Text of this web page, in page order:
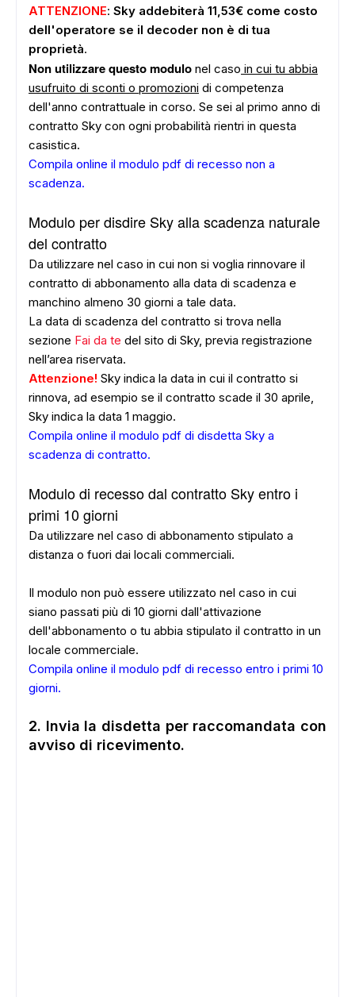
ATTENZIONE: Sky addebiterà 11,53€ come costo
dell'operatore se il decoder non è di tua
proprietà.
Non utilizzare questo modulo nel caso in cui tu abbia
usufruito di sconti o promozioni di competenza
dell'anno contrattuale in corso. Se sei al primo anno di
contratto Sky con ogni probabilità rientri in questa
casistica.
Compila online il modulo pdf di recesso non a
scadenza.
Modulo per disdire Sky alla scadenza naturale
del contratto
Da utilizzare nel caso in cui non si voglia rinnovare il
contratto di abbonamento alla data di scadenza e
manchino almeno 30 giorni a tale data.
La data di scadenza del contratto si trova nella
sezione Fai da te del sito di Sky, previa registrazione
nell’area riservata.
Attenzione! Sky indica la data in cui il contratto si
rinnova, ad esempio se il contratto scade il 30 aprile,
Sky indica la data 1 maggio.
Compila online il modulo pdf di disdetta Sky a
scadenza di contratto.
Modulo di recesso dal contratto Sky entro i
primi 10 giorni
Da utilizzare nel caso di abbonamento stipulato a
distanza o fuori dai locali commerciali.
Il modulo non può essere utilizzato nel caso in cui
siano passati più di 10 giorni dall'attivazione
dell'abbonamento o tu abbia stipulato il contratto in un
locale commerciale.
Compila online il modulo pdf di recesso entro i primi 10
giorni.
2. Invia la disdetta per raccomandata con
avviso di ricevimento.